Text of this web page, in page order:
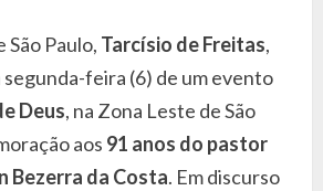
Paulo, Tarcísio de Freitas,
feira (6) de um evento
Deus, na Zona Leste de São
aos 91 anos do pastor
Bezerra da Costa. Em discurso